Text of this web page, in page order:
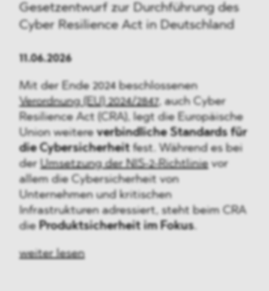
Gesetzentwurf zur Durchführung des
Cyber Resilience Act in Deutschland
11.06.2026
Mit der Ende 2024 beschlossenen
Verordnung (EU) 2024/2847, auch Cyber
Resilience Act (CRA), legt die Europäische
Union weitereverbindliche Standards für
die Cybersicherheit fest. Während es bei
der Umsetzung der NIS-2-Richtlinievor
allem die Cybersicherheit von
Unternehmen und kritischen
Infrastrukturen adressiert, steht beim CRA
die Produktsicherheit im Fokus.
weiter lesen